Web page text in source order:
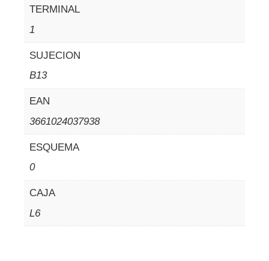
TERMINAL
1
SUJECION
B13
EAN
3661024037938
ESQUEMA
0
CAJA
L6